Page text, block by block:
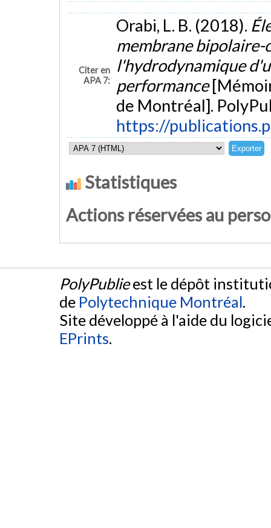
Citer en
APA 7:
Orabi, L. B. (2018).
membrane
l'hydrodynamique
performance
de Montréal].
https://
Statistiques
Actions réservées au
PolyPublieest le dépôt
de Polytechnique Montréal.
Site développé à l'aide du
EPrints.